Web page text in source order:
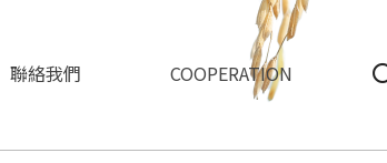
聯絡我們 COOPERATION